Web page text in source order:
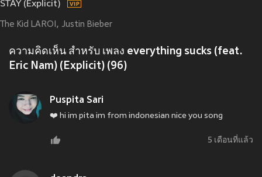
STAY (Explicit)
The Kid LAROI Justin Bieber
ความคิดเห็น สำหรับ เพลง everything sucks (feat.
Eric Nam) (Explicit) (96)
Puspita Sari
❤️ hi im pita im from indonesian nice you song
5 เดือนที่แล้ว